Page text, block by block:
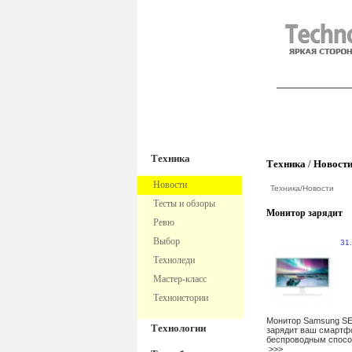
Техника
Новости
Тесты и обзоры
Ревю
Выбор
Техноледи
Мастер-класс
Техноистории
Технологии
Техника / Новости
Техника/Новости
Монитор зарядит
Монитор Samsung
зарядит ваш
беспроводным
>>>